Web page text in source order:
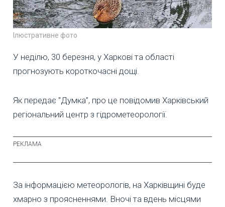
Ілюстративне фото
У неділю, 30 березня, у Харкові та області
прогнозують короткочасні дощі.
Як передає "Думка”, про це повідомив Харківський
регіональний центр з гідрометеорології.
За інформацією метеорологів, на Харківщині буде
хмарно з проясненнями. Вночі та вдень місцями